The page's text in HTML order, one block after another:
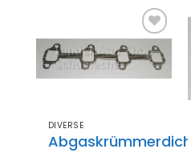
Zum
Merkzettel
hinzufügen
DIVERSE